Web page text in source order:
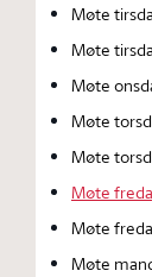
Møte
Møte
Møte
Møte
Møte
Møte
Møte
Møte